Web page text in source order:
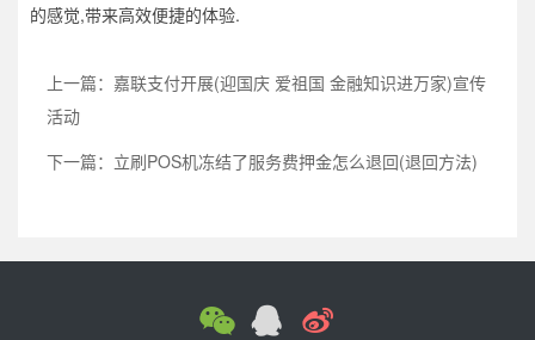
的感觉,带来高效便捷的体验.
上一篇：嘉联支付开展(迎国庆 爱祖国 金融知识进万家)宣传
活动
下一篇：立刷POS机冻结了服务费押金怎么退回(退回方法)